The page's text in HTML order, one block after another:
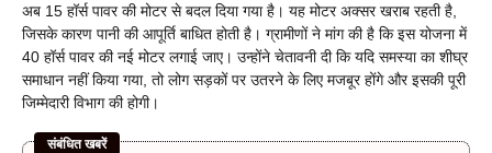
अब 15 हॉर्स पावर की मोटर से बदल दिया गया है। यह मोटर अक्सर खराब रहती है,
जिसके कारण पानी की आपूर्ति बाधित होती है। ग्रामीणों ने मांग की है कि इस योजना में
40 हॉर्स पावर की नई मोटर लगाई जाए। उन्होंने चेतावनी दी कि यदि समस्या का शीघ्र
समाधान नहीं किया गया, तो लोग सड़कों पर उतरने के लिए मजबूर होंगे और इसकी पूरी
जिम्मेदारी विभाग की होगी।
संबंधित खबरें